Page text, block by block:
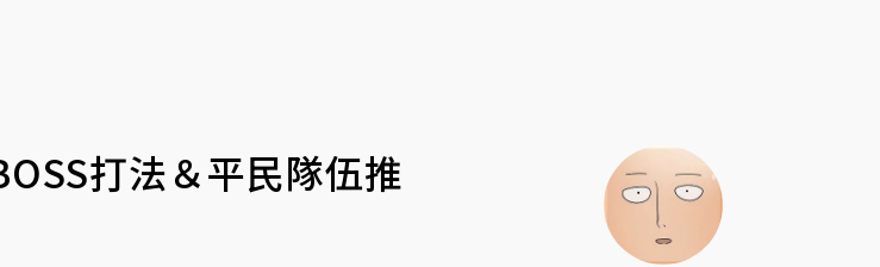
打法＆平民隊伍推